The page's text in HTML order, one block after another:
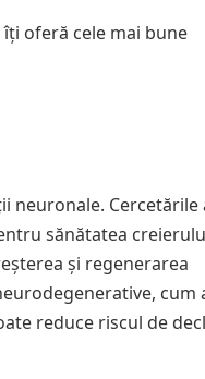
oferă cele mai bune
neuronale. Cercetările
sănătatea
și regenerarea
cum
reduce riscul de